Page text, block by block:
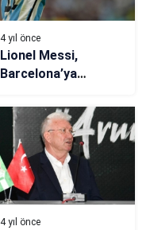
4 yıl önce
Lionel Messi,
Barcelona’ya
4 yıl önce